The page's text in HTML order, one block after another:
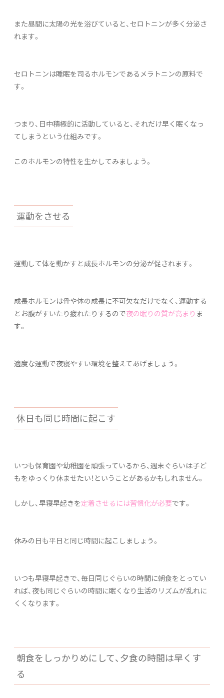
また昼間に太陽の光を浴びていると、セロトニンが多く分泌さ
れます。
セロトニンは睡眠を司るホルモンであるメラトニンの原料で
す。
つまり、日中積極的に活動していると、それだけ早く眠くなっ
てしまうという仕組みです。
このホルモンの特性を生かしてみましょう。
運動をさせる
運動して体を動かすと成長ホルモンの分泌が促されます。
成長ホルモンは骨や体の成長に不可欠なだけでなく、運動する
とお腹がすいたり疲れたりするので夜の眠りの質が高まり ま
す。
適度な運動で夜寝やすい環境を整えてあげましょう。
休日も同じ時間に起こす
いつも保育園や幼稚園を頑張っているから、週末ぐらいは子ど
もをゆっくり休ませたい！ということがあるかもしれません。
しかし、早寝早起きを定着させるには習慣化が必要です。
休みの日も平日と同じ時間に起こしましょう。
いつも早寝早起きで、毎日同じぐらいの時間に朝食をとってい
れば、夜も同じぐらいの時間に眠くなり生活のリズムが乱れに
くくなります。
朝食をしっかりめにして、夕食の時間は早くす
る